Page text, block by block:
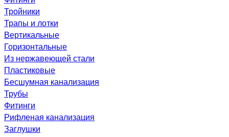
Тройники
Трапы и лотки
Вертикальные
Горизонтальные
Из нержавеющей стали
Пластиковые
Бесшумная канализация
Трубы
Фитинги
Рифленая канализация
Заглушки